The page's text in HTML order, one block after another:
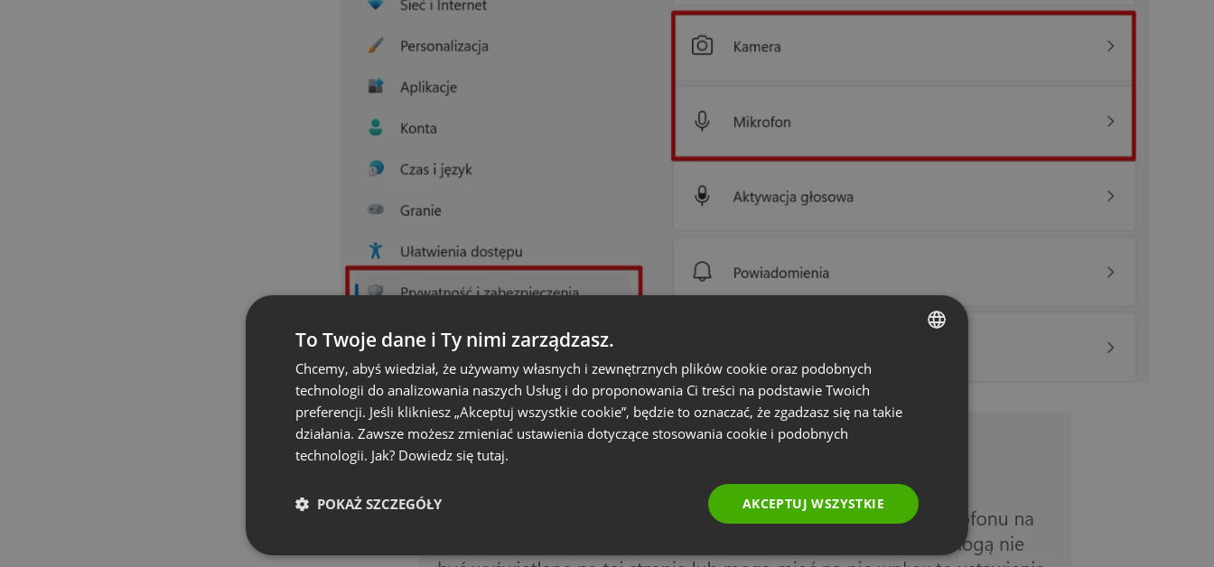
ENGLISH
FRENCH
RUSSIAN
SPANISH
To Twoje dane i Ty nimi zarządzasz.
Chcemy, abyś wiedział, że używamy własnych i zewnętrznych plików cookie oraz podobnych
technologii do analizowania naszych Usług i do proponowania Ci treści na podstawie Twoich
preferencji. Jeśli klikniesz „Akceptuj wszystkie cookie”, będzie to oznaczać, że zgadzasz się na takie
działania. Zawsze możesz zmieniać ustawienia dotyczące stosowania cookie i podobnych
technologii. Jak? Dowiedz się tutaj.
AKCEPTUJ WSZYSTKIE
POKAŻ SZCZEGÓŁY